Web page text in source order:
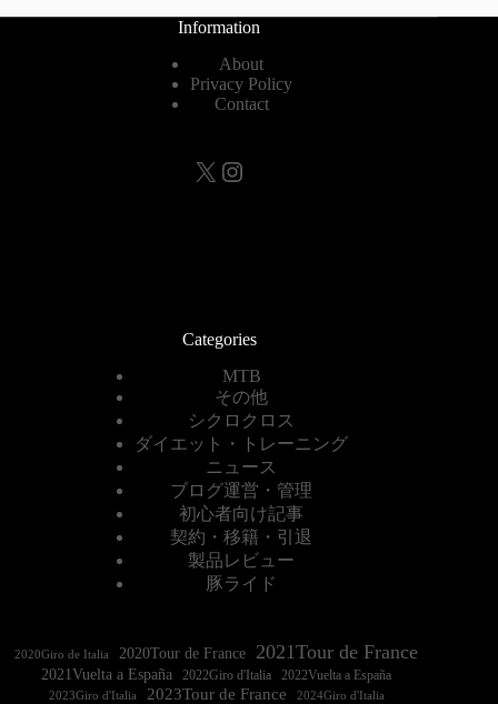
Information
About
Privacy Policy
Contact
X Instagram
Categories
MTB
その他
シクロクロス
ダイエット・トレーニング
ニュース
ブログ運営・管理
初心者向け記事
契約・移籍・引退
製品レビュー
豚ライド
2020Giro de Italia 2020Tour de France 2021Tour de France
2021Vuelta a España 2022Vuelta a España
2023Giro d'Italia 2023Tour de France